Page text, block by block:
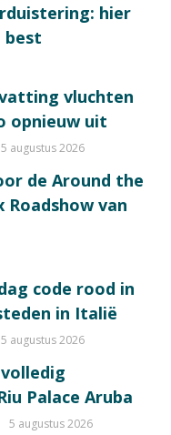
hier
best
vluchten
opnieuw uit
5 augustus 2026
de Around the
Roadshow van
code rood in
in Italië
5 augustus 2026
Palace Aruba
5 augustus 2026